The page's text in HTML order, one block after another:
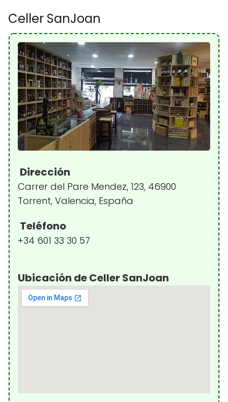
Celler SanJoan
Dirección
Carrer del Pare Mendez, 123, 46900
Torrent, Valencia, España
Teléfono
+34 601 33 30 57
Ubicación de Celler SanJoan